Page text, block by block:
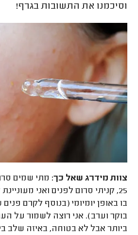
וסיכמנו את התשובות בגרף!
צוות מידרג שאל כך: מתי שמים
25, קניתי סרום לפנים ואני
בו באופן יומיומי (בנוסף לקרם
בוקר וערב). אני רוצה לשמור על
ביותר אבל לא בטוחה, באיזה שלב